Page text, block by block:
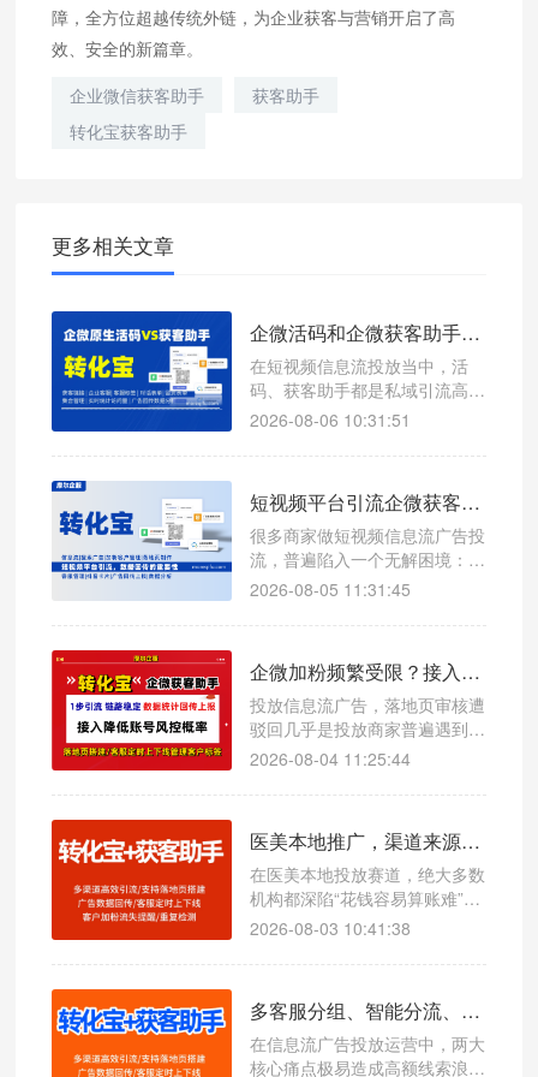
障，全方位超越传统外链，为企业获客与营销开启了高
效、安全的新篇章。
企业微信获客助手
获客助手
转化宝获客助手
更多相关文章
企微活码和企微获客助手哪个更稳定，转化宝可以实现哪些功能
在短视频信息流投放当中，活
码、获客助手都是私域引流高频
工具，但二者产品定位完全不一
获客助手主打短链路一步加粉。
转化，还容易触发平台风控，造
成引流链路直接失效。
2026-08-06 10:31:51
短视频平台引流企微获客助手，数据回传有多重要？
很多商家做短视频信息流广告投
流，普遍陷入一个无解困境：广
告预算持续消耗、页面曝光点击
但完全说不清哪条计划精准获
流量不断，实则转化模糊、成本
失控、投放越跑越乱。
2026-08-05 11:31:45
企微加粉频繁受限？接入企微获客助手降低账号风控概率
投放信息流广告，落地页审核遭
驳回几乎是投放商家普遍遇到的
难题。很多人误以为是图片、文
例，根源在于引流跳转链路触碰
2026-08-04 11:25:44
医美本地推广，渠道来源自动打标精准核算投放 ROI 案例
在医美本地投放赛道，绝大多数
机构都深陷“花钱容易算账难”的
行业困境：抖音、小红书、本地
店量看似稳定增长，但各渠道真
清。最常见的问题就是跨渠道客
源归属混乱：抖音付费推流的客
户被销售随手登记为朋友介绍，
2026-08-03 10:41:38
多客服分组、智能分流、客户自动打标完整设置步骤
在信息流广告投放运营中，两大
核心痛点极易造成高额线索浪